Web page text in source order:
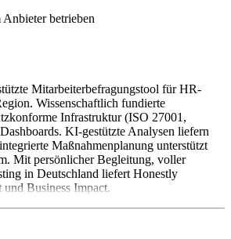
Anbieter betrieben
Mitarbeiterbefragungstool für HR-
Wissenschaftlich fundierte
Infrastruktur (ISO 27001,
KI-gestützte Analysen liefern
Maßnahmenplanung unterstützt
Mit persönlicher Begleitung, voller
in Deutschland liefert Honestly
und Business Impact.